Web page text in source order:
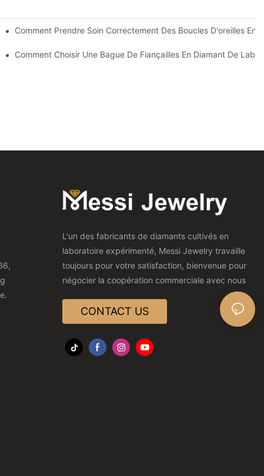
Diamant De Laboratoire ?
Comment Prendre Soin Correctement Des Boucles D'oreilles En
?Comment Choisir Une Bague De Fiançailles En Diamant De
L'un des fabricants de diamants cultivés en
laboratoire expérimenté, Messi Jewelry travaille
toujours pour votre satisfaction, bienvenue pour
négocier la coopération commerciale avec nous
CONTACT US